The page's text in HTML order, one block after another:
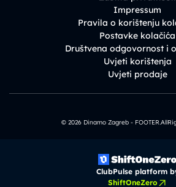
Impressum
Pravila o korištenju
Postavke kolačića
Društvena odgovornost i
Uvjeti korištenja
Uvjeti prodaje
© 2026 Dinamo Zagreb -
ClubPulse platform
ShiftOneZero